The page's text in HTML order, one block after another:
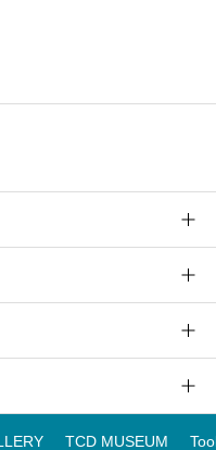
TCD MUSEUM